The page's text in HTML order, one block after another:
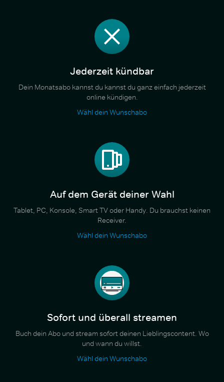
Jederzeit kündbar
Dein Monatsabo kannst du kannst du ganz einfach jederzeit
online kündigen.
Wähl dein Wunschabo
Auf dem Gerät deiner Wahl
Tablet, PC, Konsole, Smart TV oder Handy. Du brauchst keinen
Receiver.
Wähl dein Wunschabo
Sofort und überall streamen
Buch dein Abo und stream sofort deinen Lieblingscontent. Wo
und wann du willst.
Wähl dein Wunschabo